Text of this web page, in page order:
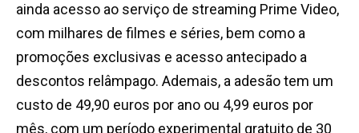
ainda acesso ao serviço de streaming Prime Video,
com milhares de filmes e séries, bem como a
promoções exclusivas e acesso antecipado a
descontos relâmpago. Ademais, a adesão tem um
custo de 49,90 euros por ano ou 4,99 euros por
mês, com um período experimental gratuito de 30